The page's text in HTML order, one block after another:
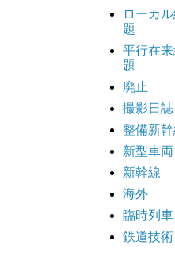
ローカ
題
平行在来
題
廃止
撮影日誌
整備新幹
新型車両
新幹線
海外
臨時列車
鉄道技術